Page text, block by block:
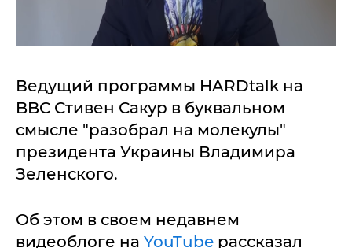
Ведущий программы HARDtalk на
BBC Стивен Сакур в буквальном
смысле "разобрал на молекулы"
президента Украины Владимира
Зеленского.
Об этом в своем недавнем
видеоблоге на YouTube рассказал